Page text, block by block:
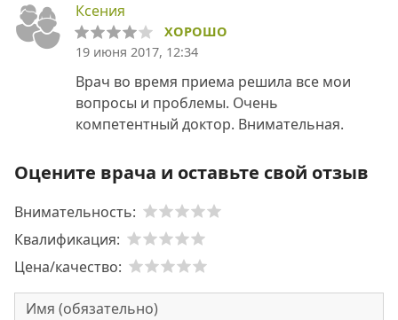
Ксения
ХОРОШО
19 июня 2017, 12:34
Врач во время приема решила все мои
вопросы и проблемы. Очень
компетентный доктор. Внимательная.
Оцените врача и оставьте свой отзыв
Внимательность:
Квалификация:
Цена/качество: